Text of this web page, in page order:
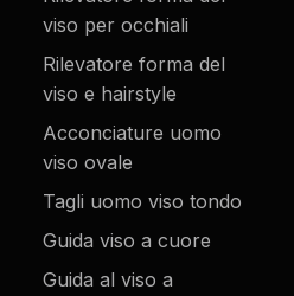
viso per occhiali
Rilevatore forma del
viso e hairstyle
Acconciature uomo
viso ovale
Tagli uomo viso tondo
Guida viso a cuore
Guida al viso a